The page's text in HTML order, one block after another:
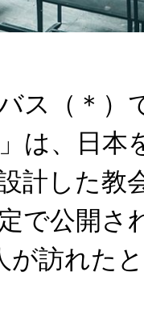
ス（＊）
は、日本
計した教
で公開さ
が訪れた